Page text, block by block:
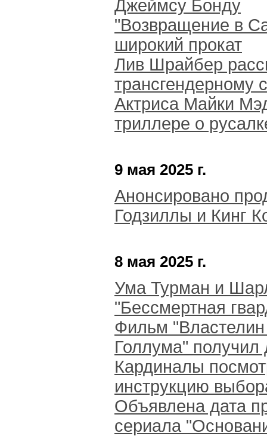
Джеймсу Бонду
"Возвращение в
широкий прокат
Лив Шрайбер
трансгендерному
Актриса Майки
триллере о
9 мая 2025 г.
Анонсировано
Годзиллы и Кинг
8 мая 2025 г.
Ума Турман и
"Бессмертная
Фильм
Голлума"
Кардиналы
инструкцию
Объявлена дата
сериала